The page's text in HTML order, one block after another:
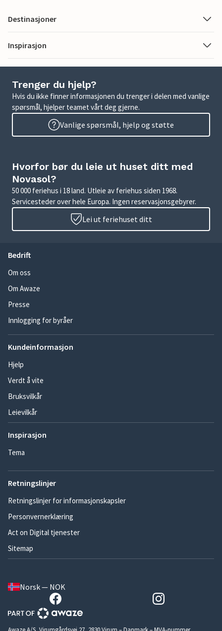
Destinasjoner
Inspirasjon
Trenger du hjelp?
Hvis du ikke finner informasjonen du trenger i delen med vanlige
spørsmål, hjelper teamet vårt deg gjerne.
Vanlige spørsmål, hjelp og støtte
Hvorfor bør du leie ut huset ditt med
Novasol?
50 000 feriehus i 18 land. Utleie av feriehus siden 1968.
Servicesteder over hele Europa. Ingen reservasjonsgebyrer.
Lei ut feriehuset ditt
Bedrift
Om oss
Om Awaze
Presse
Innlogging for byråer
Kundeinformasjon
Hjelp
Verdt å vite
Bruksvilkår
Leievilkår
Inspirasjon
Tema
Retningslinjer
Retningslinjer for informasjonskapsler
Personvernerklæring
Act on Digital tjenester
Sitemap
Norsk — NOK